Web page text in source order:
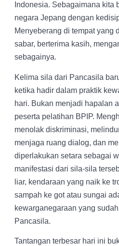
Indonesia. Sebagaimana kita
negara Jepang dengan
Menyeberang di tempat yang
sabar, berterima kasih,
sebagainya.
Kelima sila dari Pancasila
ketika hadir dalam praktik
hari. Bukan menjadi hapalan
peserta pelatihan BPIP.
menolak diskriminasi,
menjaga ruang dialog, dan
diperlakukan setara sebagai
manifestasi dari sila-sila
liar, kendaraan yang naik ke
sampah ke got atau sungai
kewarganegaraan yang
Pancasila.
Tantangan terbesar hari ini